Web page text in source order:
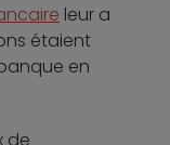
leur a
étaient
en
de